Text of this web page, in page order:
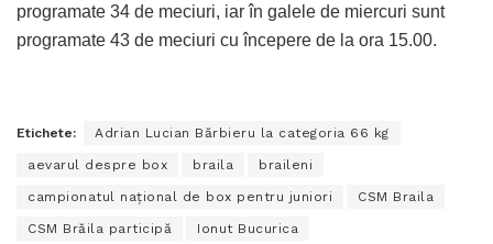
programate 34 de meciuri, iar în galele de miercuri sunt
programate 43 de meciuri cu începere de la ora 15.00.
Etichete: Adrian Lucian Bărbieru la categoria 66 kg
aevarul despre box braila braileni
campionatul național de box pentru juniori CSM Braila
CSM Brăila participă Ionut Bucurica